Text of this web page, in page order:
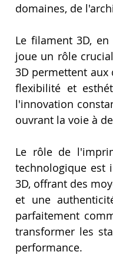
domaines, de
Le filament 3D,
joue un rôle
3D permettent
flexibilité et
l'innovation
ouvrant la voie à
Le rôle de
technologique est
3D, offrant des
et une
parfaitement
transformer les
performance.